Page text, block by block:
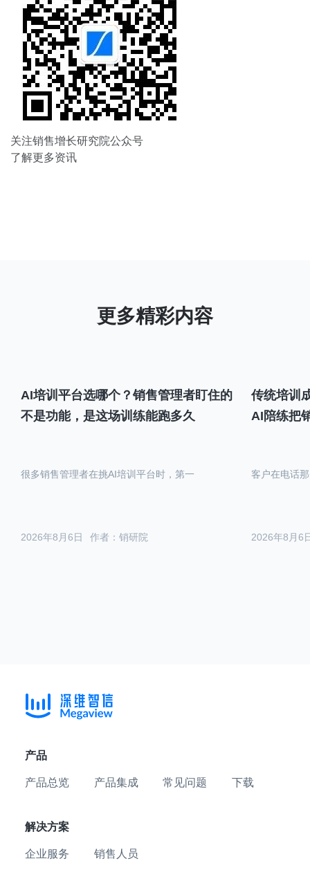
关注销售增长研究院公众号
了解更多资讯
AI培训平台选哪个？销售管理者盯住的
不是功能，是这场训练能跑多久
作者：销研院
2026年8月6日
很多销售管理者在挑AI培训平台时，第一
传统培训
AI陪练把
2026年8月6
客户在电话
产品
产品总览 产品集成 常见问题 下载
解决方案
企业服务 销售人员